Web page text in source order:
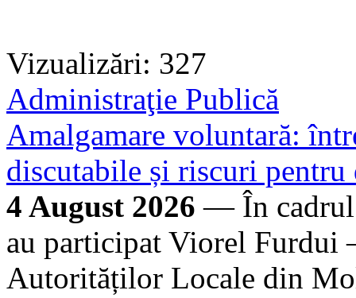
Vizualizări: 327
Administraţie Publică
Amalgamare voluntară:
discutabile și riscuri pentru
4 August 2026 — În cadrul
au participat Viorel Furdui
Autorităților Locale din